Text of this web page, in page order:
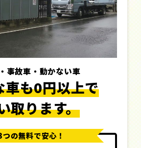
事故車・動かない車
車も0円以上で
取ります。
つの無料で安心！